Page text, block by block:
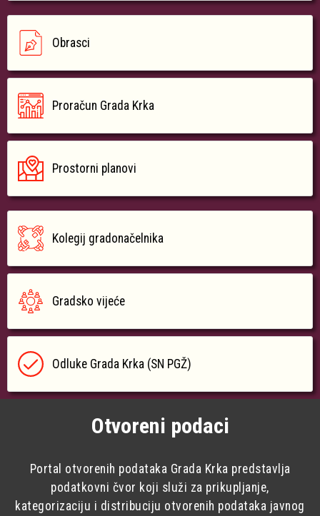
Obrasci
Proračun Grada Krka
Prostorni planovi
Kolegij gradonačelnika
Gradsko vijeće
Odluke Grada Krka (SN PGŽ)
Otvoreni podaci
Portal otvorenih podataka Grada Krka predstavlja
podatkovni čvor koji služi za prikupljanje,
kategorizaciju i distribuciju otvorenih podataka javnog